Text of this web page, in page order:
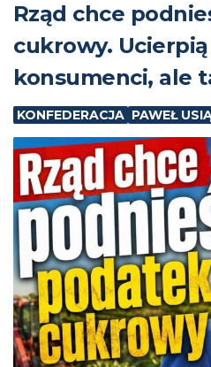
⁨Rząd chce
cukrowy.
konsumenci, ale
KONFEDERACJA PAWEŁ